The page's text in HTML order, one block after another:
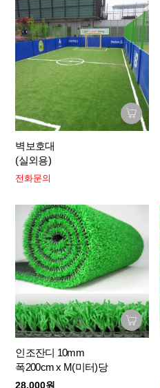
벽보호대
(실외용)
전화문의
인조잔디 10mm
폭200cm x M(미터)당
28,000원